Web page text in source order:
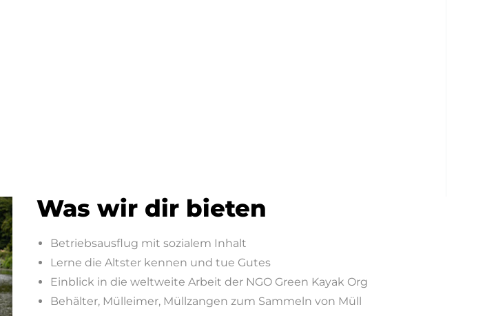
Was wir dir bieten
Betriebsausflug mit sozialem Inhalt
Lerne die Altster kennen und tue Gutes
Einblick in die weltweite Arbeit der NGO Green Kayak Org
Behälter, Mülleimer, Müllzangen zum Sammeln von Müll